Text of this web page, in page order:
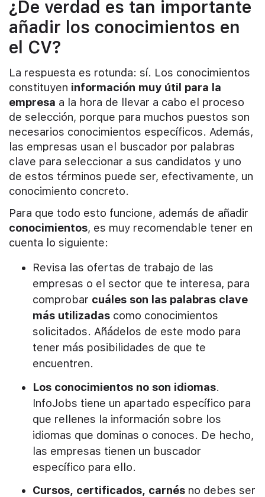
¿De verdad es tan importante
añadir los conocimientos en
el CV?
La respuesta es rotunda: sí. Los conocimientos
constituyen información muy útil para la
empresa a la hora de llevar a cabo el proceso
de selección, porque para muchos puestos son
necesarios conocimientos específicos. Además,
las empresas usan el buscador por palabras
clave para seleccionar a sus candidatos y uno
de estos términos puede ser, efectivamente, un
conocimiento concreto.
Para que todo esto funcione, además de añadir
conocimientos, es muy recomendable tener en
cuenta lo siguiente:
Revisa las ofertas de trabajo de las
empresas o el sector que te interesa, para
comprobar cuáles son las palabras clave
más utilizadas como conocimientos
solicitados. Añádelos de este modo para
tener más posibilidades de que te
encuentren.
Los conocimientos no son idiomas.
InfoJobs tiene un apartado específico para
que rellenes la información sobre los
idiomas que dominas o conoces. De hecho,
las empresas tienen un buscador
específico para ello.
Cursos, certificados, carnés no debes ser